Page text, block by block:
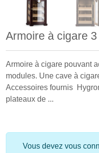
Armoire à cigare
Armoire à cigare pouvant
modules. Une cave à
Accessoires fournis
plateaux de ...
Vous devez vous